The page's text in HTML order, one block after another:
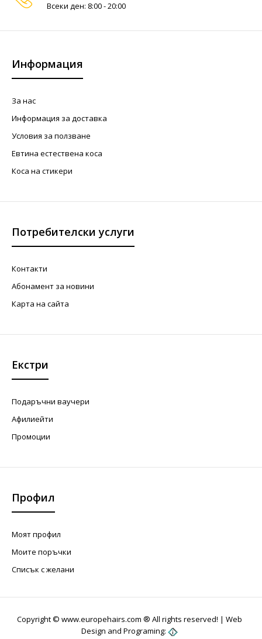
Всеки ден: 8:00 - 20:00
Информация
За нас
Информация за доставка
Условия за ползване
Евтина естествена коса
Коса на стикери
Потребителски услуги
Контакти
Абонамент за новини
Карта на сайта
Екстри
Подаръчни ваучери
Афилиейти
Промоции
Профил
Моят профил
Моите поръчки
Списък с желани
Copyright © www.europehairs.com ® All rights reserved! | Web
Design and Programing: